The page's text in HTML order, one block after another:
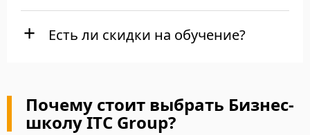
Есть ли скидки на обучение?
Почему стоит выбрать Бизнес-
школу ITC Group?